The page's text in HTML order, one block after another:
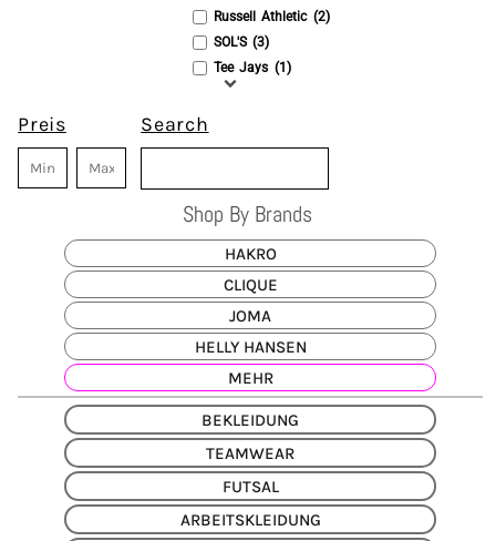
Russell Athletic (2)
SOL'S (3)
Tee Jays (1)
Preis Search
Shop By Brands
HAKRO
CLIQUE
JOMA
HELLY HANSEN
MEHR
BEKLEIDUNG
TEAMWEAR
FUTSAL
ARBEITSKLEIDUNG